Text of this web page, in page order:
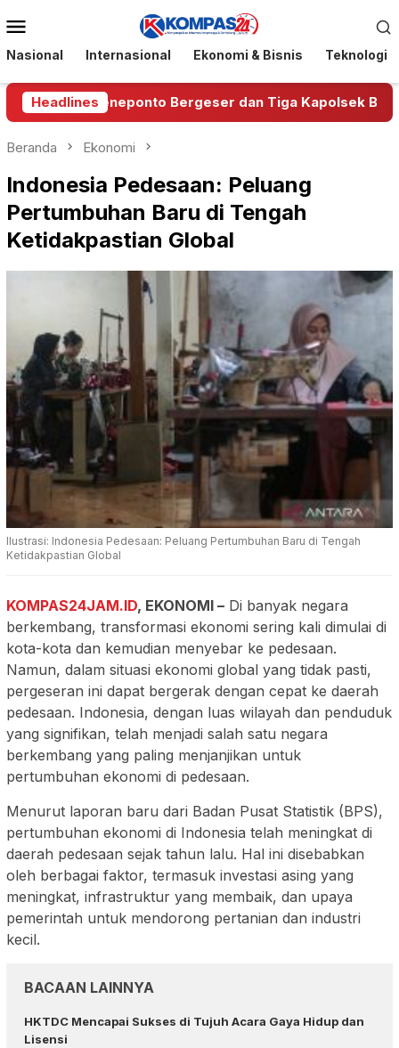
ke
kontenMobile
Nasional Internasional Ekonomi & Bisnis Teknologi
Headlines
Jeneponto Bergeser dan Tiga Kapolsek Berganti
Beranda Ekonomi
Indonesia Pedesaan: Peluang
Pertumbuhan Baru di Tengah
Ketidakpastian Global
Ilustrasi: Indonesia Pedesaan: Peluang Pertumbuhan Baru di Tengah
Ketidakpastian Global
KOMPAS24JAM.ID, EKONOMI – Di banyak negara
berkembang, transformasi ekonomi sering kali dimulai di
kota-kota dan kemudian menyebar ke pedesaan.
Namun, dalam situasi ekonomi global yang tidak pasti,
pergeseran ini dapat bergerak dengan cepat ke daerah
pedesaan. Indonesia, dengan luas wilayah dan penduduk
yang signifikan, telah menjadi salah satu negara
berkembang yang paling menjanjikan untuk
pertumbuhan ekonomi di pedesaan.
Menurut laporan baru dari Badan Pusat Statistik (BPS),
pertumbuhan ekonomi di Indonesia telah meningkat di
daerah pedesaan sejak tahun lalu. Hal ini disebabkan
oleh berbagai faktor, termasuk investasi asing yang
meningkat, infrastruktur yang membaik, dan upaya
pemerintah untuk mendorong pertanian dan industri
kecil.
BACAAN LAINNYA
HKTDC Mencapai Sukses di Tujuh Acara Gaya Hidup dan
Lisensi